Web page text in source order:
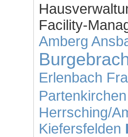
Facility-
Amberg
Erlenbach
Partenkirchen
Herrsching/
Kiefersfelden